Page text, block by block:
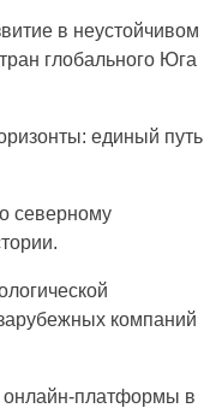
в неустойчивом
глобального Юга
единый путь
северному
компаний
платформы в